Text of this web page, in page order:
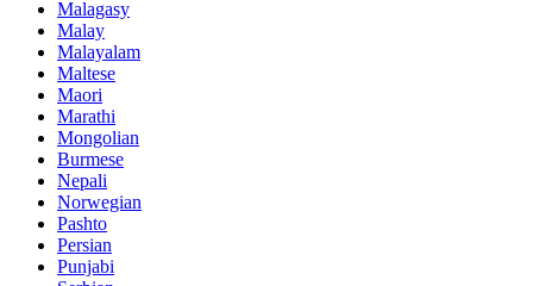
Malagasy
Malay
Malayalam
Maltese
Maori
Marathi
Mongolian
Burmese
Nepali
Norwegian
Pashto
Persian
Punjabi